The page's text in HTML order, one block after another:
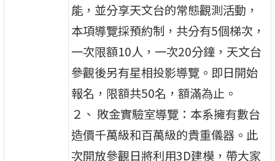
能，並分享天文台的常態觀測活動，
本項導覽採預約制，共分有5個梯次，
一次限額10人，一次20分鐘，天文台
參觀後另有星相投影導覽。即日開始
報名，限額共50名，額滿為止。
２、 敗金實驗室導覽：本系擁有數台
造價千萬級和百萬級的貴重儀器。此
次開放參觀日將利用3D建模，帶大家